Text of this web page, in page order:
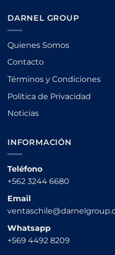
DARNEL GROUP
Quienes Somos
Contacto
Términos y Condiciones
Política de Privacidad
Noticias
INFORMACIÓN
Teléfono
+562 3244 6680
Email
Whatsapp
+569 4492 8209